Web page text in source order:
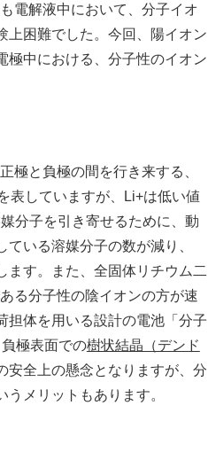
電解液中において、分子イオ
上困難でした。今回、陽イオン
極中における、分子性のイオン
極と負極の間を行き来する、
表していますが、Li+は低い値
分子を引き寄せるために、動
いる溶媒分子の数が減り、
ます。また、全固体リチウム二
る分子性の陰イオンの方が速
担体を用いる設計の電池「分子
極表面での樹状結晶（デンド
安全上の懸念となりますが、分
メリットもあります。